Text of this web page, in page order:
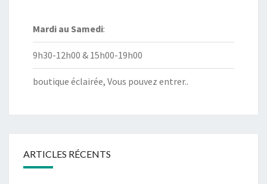
Mardi au Samedi:
9h30-12h00 & 15h00-19h00
boutique éclairée, Vous pouvez entrer..
ARTICLES RÉCENTS